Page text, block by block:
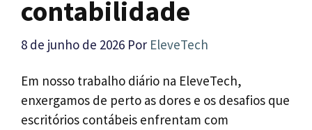
contabilidade
8 de junho de 2026 Por EleveTech
Em nosso trabalho diário na EleveTech,
enxergamos de perto as dores e os desafios que
escritórios contábeis enfrentam com